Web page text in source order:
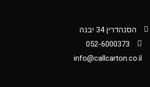
הסנהדרין 34 יבנה
052-6000373
info@callcarton.co.il